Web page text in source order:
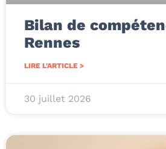
Bilan de
Rennes
LIRE L'ARTICLE >
30 juillet 2026